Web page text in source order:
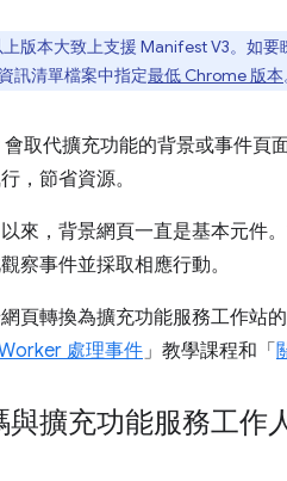
版本大致上支援 Manifest V3。如
訊清單檔案中指定最低 Chrome 版本
取代擴充功能的背景或事件頁
，節省資源。
來，背景網頁一直是基本元件
察事件並採取相應行動。
頁轉換為擴充功能服務工作站
處理事件」教學課程和「
與擴充功能服務工作